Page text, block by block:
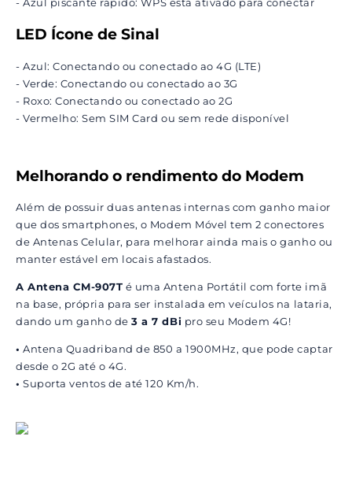
- Azul piscante rápido: WPS está ativado para conectar
LED Ícone de Sinal
- Azul: Conectando ou conectado ao 4G (LTE)
- Verde: Conectando ou conectado ao 3G
- Roxo: Conectando ou conectado ao 2G
- Vermelho: Sem SIM Card ou sem rede disponível
Melhorando o rendimento do Modem
Além de possuir duas antenas internas com ganho maior
que dos smartphones, o Modem Móvel tem 2 conectores
de Antenas Celular, para melhorar ainda mais o ganho ou
manter estável em locais afastados.
A Antena CM-907T é uma Antena Portátil com forte imã
na base, própria para ser instalada em veículos na lataria,
dando um ganho de3 a 7 dBi pro seu Modem 4G!
• Antena Quadriband de 850 a 1900MHz, que pode captar
desde o 2G até o 4G.
• Suporta ventos de até 120 Km/h.